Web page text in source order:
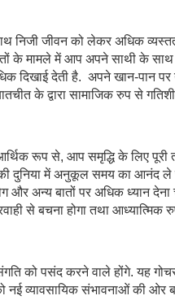
निजी जीवन को लेकर अधिक
के मामले में आप अपने साथी के साथ
दिखाई देती है. अपने खान-पान
के द्वारा सामाजिक रुप से
रूप से, आप समृद्धि के लिए
की दुनिया में अनुकूल समय का आनंद
अन्य बातों पर अधिक ध्यान देना
से बचना होगा तथा
को पसंद करने वाले होंगे. यह गोचर
नई व्यावसायिक संभावनाओं की ओर